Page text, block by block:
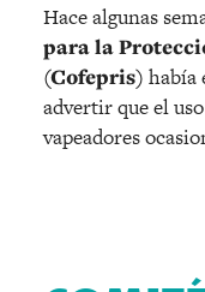
Hace algunas
para la
(Cofepris) había
advertir que el
vapeadores